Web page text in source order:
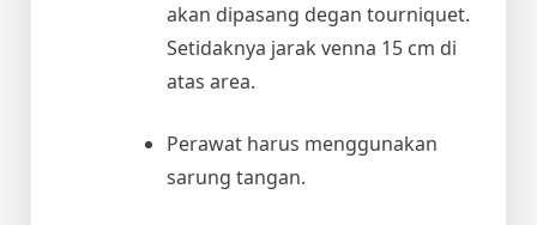
akan dipasang degan tourniquet.
Setidaknya jarak venna 15 cm di
atas area.
Perawat harus menggunakan
sarung tangan.